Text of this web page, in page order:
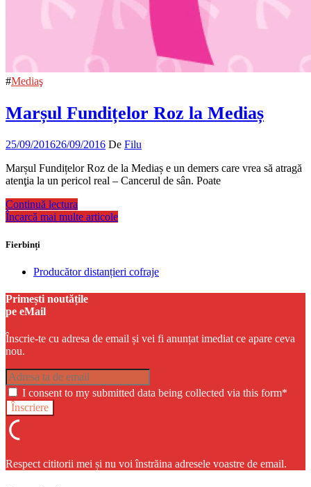
#Mediaş
Marșul Fundițelor Roz la Mediaș
25/09/201626/09/2016 De Filu
Marșul Fundițelor Roz de la Mediaș e un demers care vrea să atragă
atenţia la un pericol real – Cancerul de sân. Poate
Continuă lectura
Încarcă mai multe articole
Fierbinți
Producător distanțieri cofraje
Primești noutățile
pe eMail
Înscrie-te cu adresa de email și vei fi anunțat imediat ce apare ceva
nou.
I consent to my submitted data being collected via this form*
Respect cititorii mei și nu voi înstrăina adresele voastre de email.